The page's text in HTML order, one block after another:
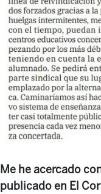
Me he acercado
publicado en El